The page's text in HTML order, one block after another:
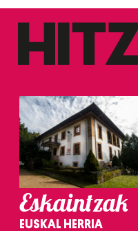
Eskaintzak
EUSKAL HERRIA